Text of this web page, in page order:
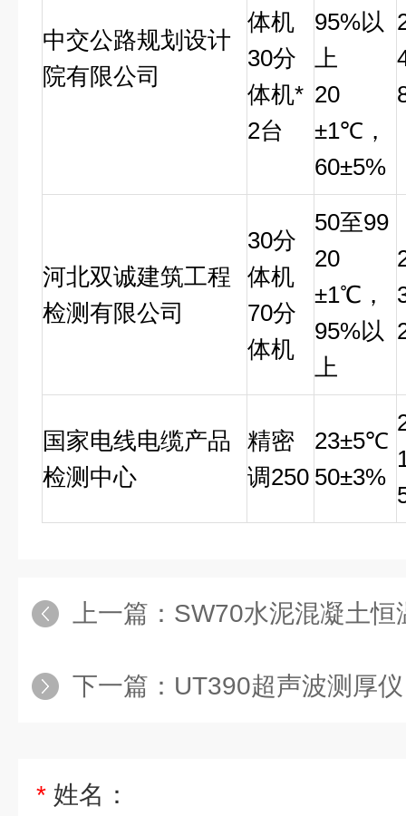
中交公路规划设计
院有限公司
体机
30分
体机*
2台
95%以
上
20
±1℃，
60±5%
河北双诚建筑工程
检测有限公司
30分
体机
70分
体机
50至99
20
±1℃，
95%以
上
国家电线电缆产品
检测中心
精密
调250
23±5℃
50±3%
上一篇： SW70水泥混凝土恒
下一篇： UT390超声波测厚仪
* 姓名：